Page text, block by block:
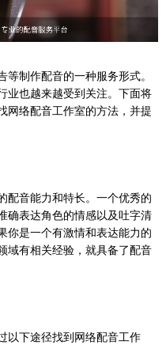
制作配音的一种服务形式。
业也越来越受到关注。下面将
网络配音工作室的方法，并提
配音能力和特长。一个优秀的
确表达角色的情感以及吐字清
你是一个有激情和表达能力的
域有相关经验，就具备了配音
以下途径找到网络配音工作